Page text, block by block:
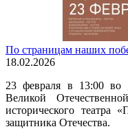
По страницам наших
18.02.2026
23 февраля в 13:00 во
Великой
исторического театра
защитника Отечества.